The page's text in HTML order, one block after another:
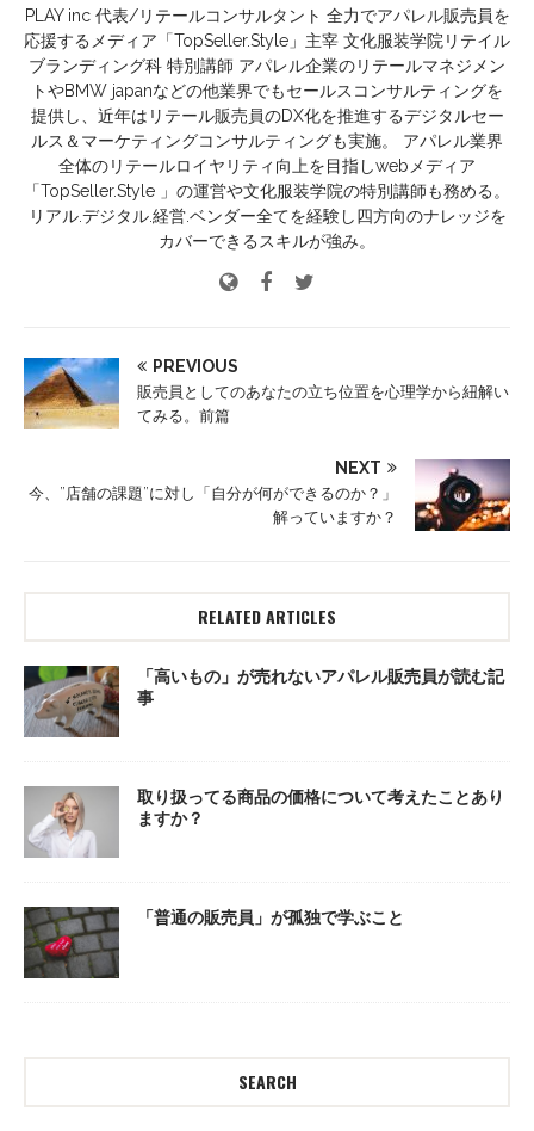
PLAY inc 代表/リテールコンサルタント 全力でアパレル販売員を
応援するメディア「TopSeller.Style」主宰 文化服装学院リテイル
ブランディング科 特別講師 アパレル企業のリテールマネジメン
トやBMW japanなどの他業界でもセールスコンサルティングを
提供し、近年はリテール販売員のDX化を推進するデジタルセー
ルス＆マーケティングコンサルティングも実施。 アパレル業界
全体のリテールロイヤリティ向上を目指しwebメディア
「TopSeller.Style 」の運営や文化服装学院の特別講師も務める。
リアル.デジタル.経営.ベンダー全てを経験し四方向のナレッジを
カバーできるスキルが強み。
PREVIOUS
販売員としてのあなたの立ち位置を心理学から紐解い
てみる。前篇
NEXT
今、”店舗の課題”に対し「自分が何ができるのか？」
解っていますか？
RELATED ARTICLES
「高いもの」が売れないアパレル販売員が読む記
事
取り扱ってる商品の価格について考えたことあり
ますか？
「普通の販売員」が孤独で学ぶこと
SEARCH